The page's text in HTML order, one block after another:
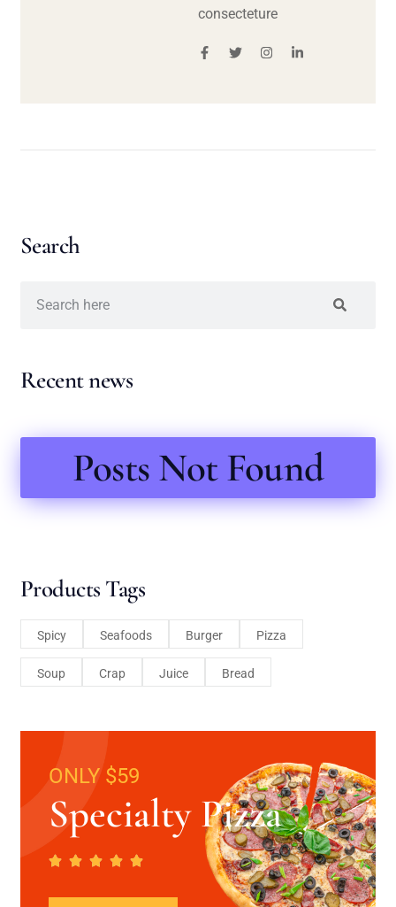
consecteture
Search
Recent news
Posts Not Found
Products Tags
Spicy Seafoods Burger Pizza
Soup Crap Juice Bread
ONLY $59
Specialty Pizza